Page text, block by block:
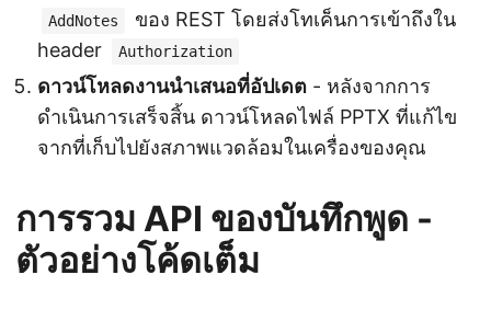
AddNotes
ของ REST โดยส่งโทเค็นการเข้าถึงใน
header
Authorization
ดาวน์โหลดงานนำเสนอที่อัปเดต - หลังจากการ
ดำเนินการเสร็จสิ้น ดาวน์โหลดไฟล์ PPTX ที่แก้ไข
จากที่เก็บไปยังสภาพแวดล้อมในเครื่องของคุณ
การรวม API ของบันทึกพูด -
ตัวอย่างโค้ดเต็ม